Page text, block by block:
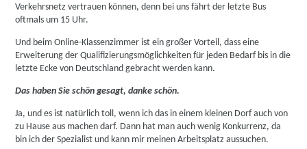
Verkehrsnetz vertrauen können, denn bei uns fährt der letzte Bus
oftmals um 15 Uhr.
Und beim Online-Klassenzimmer ist ein großer Vorteil, dass eine
Erweiterung der Qualifizierungsmöglichkeiten für jeden Bedarf bis in die
letzte Ecke von Deutschland gebracht werden kann.
Das haben Sie schön gesagt, danke schön.
Ja, und es ist natürlich toll, wenn ich das in einem kleinen Dorf auch von
zu Hause aus machen darf. Dann hat man auch wenig Konkurrenz, da
bin ich der Spezialist und kann mir meinen Arbeitsplatz aussuchen.